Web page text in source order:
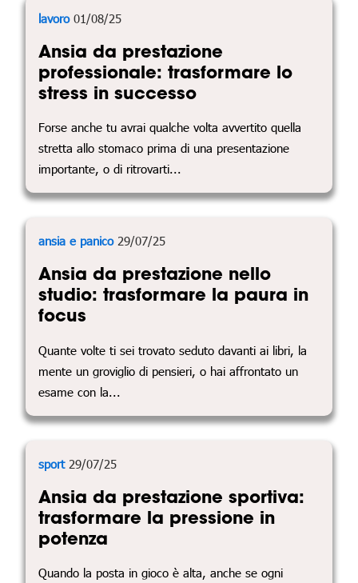
lavoro01/08/25
Ansia da prestazione
professionale: trasformare lo
stress in successo
Forse anche tu avrai qualche volta avvertito quella
stretta allo stomaco prima di una presentazione
importante, o di ritrovarti...
ansia e panico29/07/25
Ansia da prestazione nello
studio: trasformare la paura in
focus
Quante volte ti sei trovato seduto davanti ai libri, la
mente un groviglio di pensieri, o hai affrontato un
esame con la...
sport29/07/25
Ansia da prestazione sportiva:
trasformare la pressione in
potenza
Quando la posta in gioco è alta, anche se ogni